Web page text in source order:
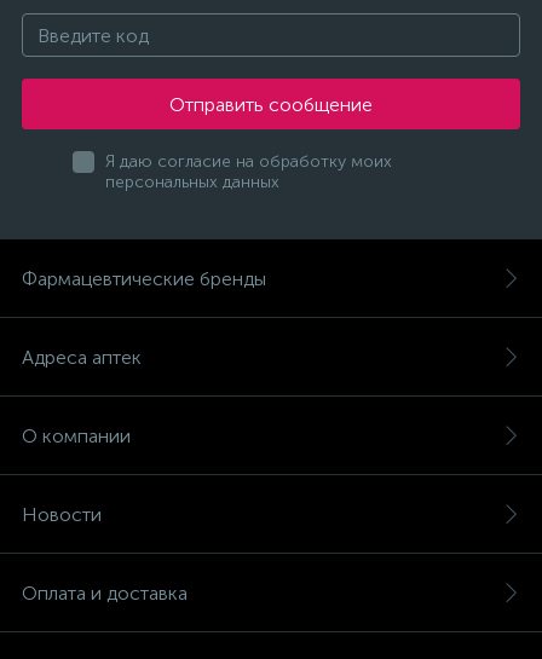
Отправить сообщение
Я даю согласие на обработку моих
персональных данных
Фармацевтические бренды
Адреса аптек
О компании
Новости
Оплата и доставка